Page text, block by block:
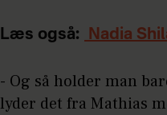
Læs også: Nadia
- Og så holder man
lyder det fra Mathias